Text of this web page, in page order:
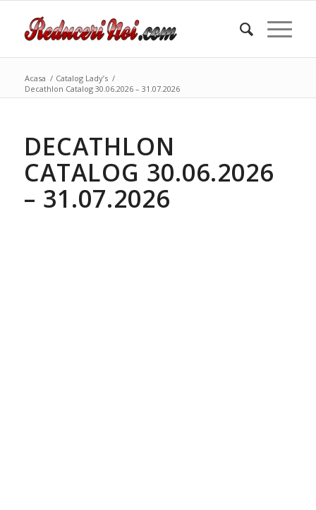
Acasa / Catalog Lady’s /
Decathlon Catalog 30.06.2026 – 31.07.2026
DECATHLON
CATALOG 30.06.2026
– 31.07.2026